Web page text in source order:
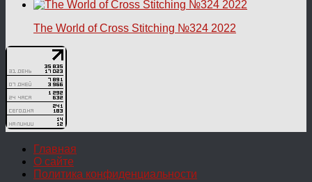
The World of Cross Stitching №324 2022
Главная
О сайте
Политика конфиденциальности